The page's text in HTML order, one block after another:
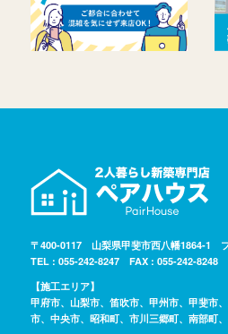
〒400-0117 山梨県甲斐市西八幡1864-1
TEL : 055-242-8247 FAX : 055-242-8248
【施工エリア】
甲府市、山梨市、笛吹市、甲州市、甲斐市
市、中央市、昭和町、市川三郷町、南部町